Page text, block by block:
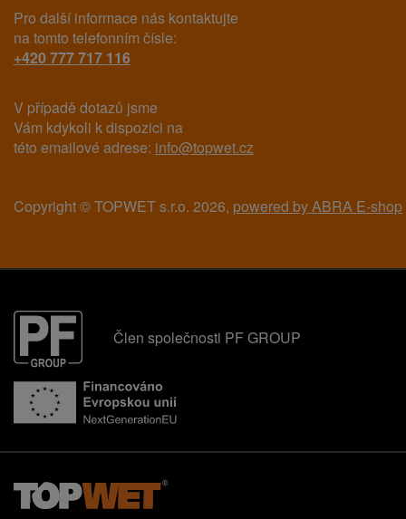
Pro další informace nás kontaktujte
na tomto telefonním čísle:
+420 777 717 116
V případě dotazů jsme
Vám kdykoli k dispozici na
této emailové adrese: info@topwet.cz
Copyright © TOPWET s.r.o. 2026, powered by ABRA E-shop
Člen společnosti PF GROUP